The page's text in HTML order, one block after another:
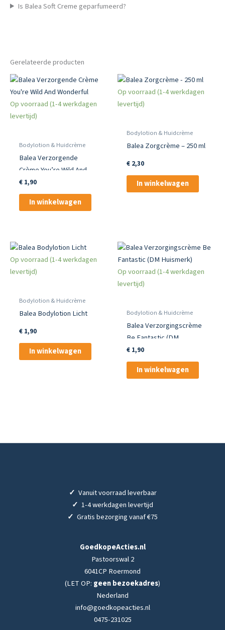
Is Balea Soft Creme geparfumeerd?
Gerelateerde producten
Op voorraad (1-4 werkdagen
levertijd)
Bodylotion & Huidcrème
Balea Verzorgende
Crème You’re Wild And
Wonderful
€1,90
In winkelwagen
Op voorraad (1-4 werkdagen
levertijd)
Bodylotion & Huidcrème
Balea Zorgcrème – 250 ml
€2,30
In winkelwagen
Op voorraad (1-4 werkdagen
levertijd)
Bodylotion & Huidcrème
Balea Bodylotion Licht
€1,90
In winkelwagen
Op voorraad (1-4 werkdagen
levertijd)
Bodylotion & Huidcrème
Balea Verzorgingscrème
Be Fantastic (DM
Huismerk)
€1,90
In winkelwagen
✓ Vanuit voorraad leverbaar
✓ 1-4 werkdagen levertijd
✓ Gratis bezorging vanaf €75
GoedkopeActies.nl
Pastoorswal 2
6041CP Roermond
(LET OP: geen bezoekadres)
Nederland
info@goedkopeacties.nl
0475-231025